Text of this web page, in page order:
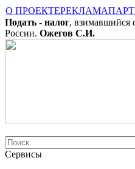
О ПРОЕКТЕРЕКЛАМА
Подать - налог, взимавшийся
России. Ожегов С.И.
Сервисы